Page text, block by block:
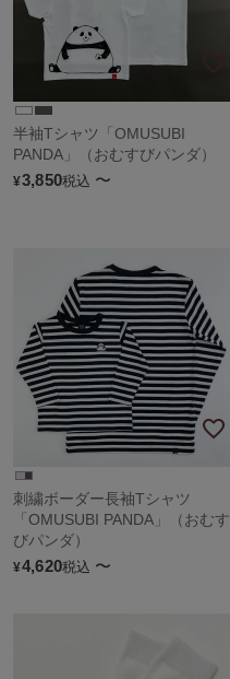
半袖Tシャツ「OMUSUBI
PANDA」（おむすびパンダ）
¥3,850税込 〜
刺繍ボーダー長袖Tシャツ
「OMUSUBI PANDA」（おむす
びパンダ）
¥4,620税込 〜